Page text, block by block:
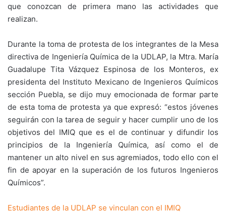
que conozcan de primera mano las actividades que
realizan.
Durante la toma de protesta de los integrantes de la Mesa
directiva de Ingeniería Química de la UDLAP, la Mtra. María
Guadalupe Tita Vázquez Espinosa de los Monteros, ex
presidenta del Instituto Mexicano de Ingenieros Químicos
sección Puebla, se dijo muy emocionada de formar parte
de esta toma de protesta ya que expresó: “estos jóvenes
seguirán con la tarea de seguir y hacer cumplir uno de los
objetivos del IMIQ que es el de continuar y difundir los
principios de la Ingeniería Química, así como el de
mantener un alto nivel en sus agremiados, todo ello con el
fin de apoyar en la superación de los futuros Ingenieros
Químicos”.
Estudiantes de la UDLAP se vinculan con el IMIQ